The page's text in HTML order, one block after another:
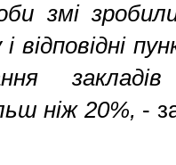
змі
відповідні
ніж 20%, -